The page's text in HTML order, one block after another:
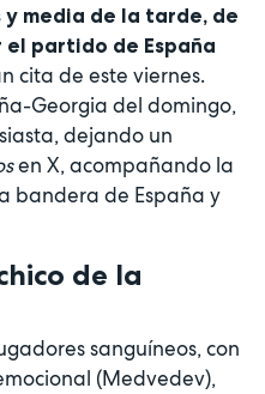
media de la tarde, de
partido de España
cita de este viernes.
Georgia del domingo,
dejando un
en X, acompañando la
bandera de España y
de la
sanguíneos, con
(Medvedev),